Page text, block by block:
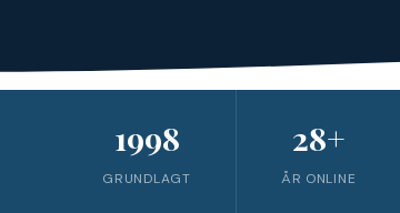
1998
GRUNDLAGT
28+
ÅR ONLINE